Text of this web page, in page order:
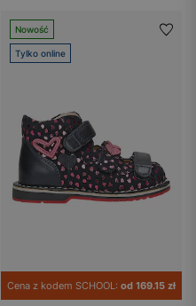
Nowość
Tylko online
Cena z kodem SCHOOL: od 169.15 zł